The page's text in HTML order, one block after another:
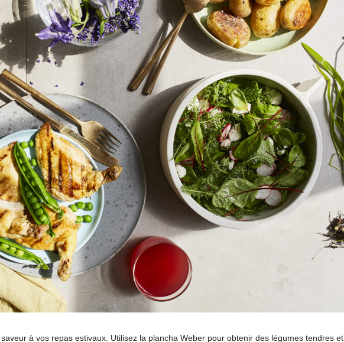
à vos repas estivaux. Utilisez la plancha Weber pour obtenir des légumes tendres et